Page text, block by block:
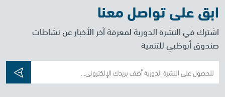
ابق على تواصل معنا
اشترك في النشرة الدورية لمعرفة آخر الأخبار عن نشاطات
صندوق أبوظبي للتنمية